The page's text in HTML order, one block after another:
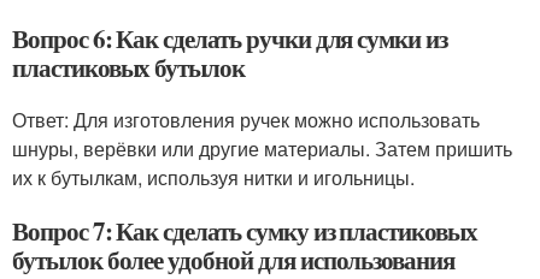
Вопрос 6: Как сделать ручки для сумки из
пластиковых бутылок
Ответ: Для изготовления ручек можно использовать
шнуры, верёвки или другие материалы. Затем пришить
их к бутылкам, используя нитки и игольницы.
Вопрос 7: Как сделать сумку из пластиковых
бутылок более удобной для использования